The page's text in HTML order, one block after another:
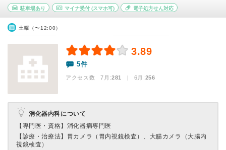
駐車場あり マイナ受付(スマホ可) 電子処方せん対応
土曜（〜12:00）
3.89
5件
アクセス数 7月:281 | 6月:256
消化器内科について
【専門医・資格】 消化器病専門医
【診療・治療法】 胃カメラ（胃内視鏡検査）、大腸カメラ（大腸内
視鏡検査）